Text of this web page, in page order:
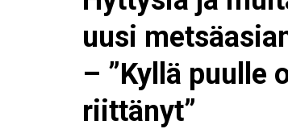
uusi
– ”Kyllä puulle
riittänyt”